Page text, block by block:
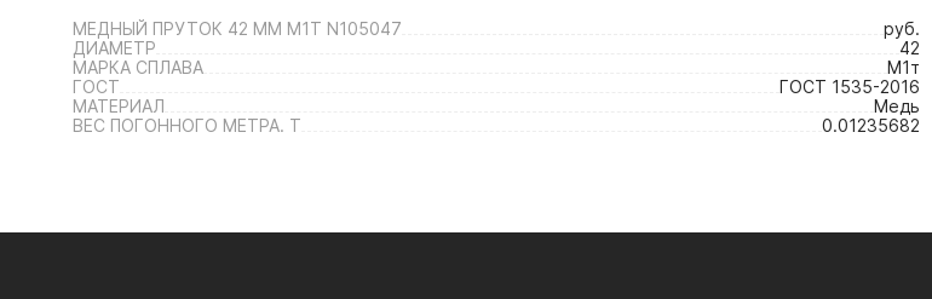
МЕДНЫЙ ПРУТОК 42 ММ М1Т N105047
руб.
ДИАМЕТР
42
МАРКА СПЛАВА
М1т
ГОСТ
ГОСТ 1535-2016
МАТЕРИАЛ
Медь
ВЕС ПОГОННОГО МЕТРА. Т
0.01235682